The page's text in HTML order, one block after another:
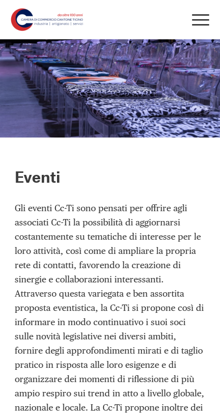
Eventi
Gli eventi Cc-Ti sono pensati per offrire agli
associati Cc-Ti la possibilità di aggiornarsi
costantemente su tematiche di interesse per le
loro attività, così come di ampliare la propria
rete di contatti, favorendo la creazione di
sinergie e collaborazioni interessanti.
Attraverso questa variegata e ben assortita
proposta eventistica, la Cc-Ti si propone così di
informare in modo continuativo i suoi soci
sulle novità legislative nei diversi ambiti,
fornire degli approfondimenti mirati e di taglio
pratico in risposta alle loro esigenze e di
organizzare dei momenti di riflessione di più
ampio respiro sui trend in atto a livello globale,
nazionale e locale. La Cc-Ti propone inoltre dei